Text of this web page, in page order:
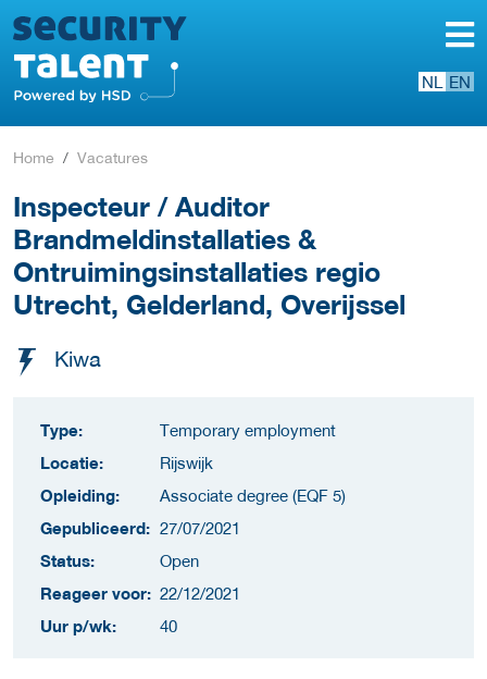
NL EN
Home Vacatures
Inspecteur / Auditor
Brandmeldinstallaties &
Ontruimingsinstallaties regio
Utrecht, Gelderland, Overijssel
Kiwa
Type:
Temporary employment
Locatie:
Rijswijk
Opleiding:
Associate degree (EQF 5)
Gepubliceerd: 27/07/2021
Status:
Open
Reageer voor: 22/12/2021
Uur p/wk:
40